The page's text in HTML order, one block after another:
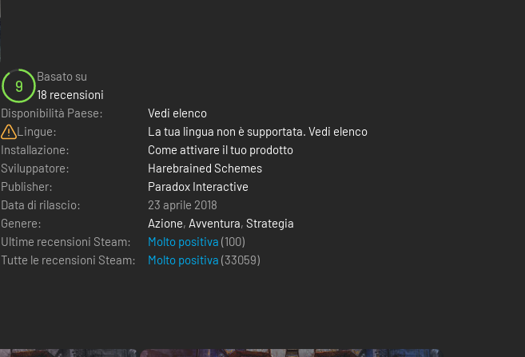
9
Basato su
18 recensioni
Disponibilità Paese:
Vedi elenco
Lingue:
La tua lingua non è supportata. Vedi elenco
Installazione:
Come attivare il tuo prodotto
Sviluppatore:
Harebrained Schemes
Publisher:
Paradox Interactive
Data di rilascio:
23 aprile 2018
Genere:
Azione, Avventura, Strategia
Ultime recensioni Steam:
Molto positiva (100)
Tutte le recensioni Steam:
Molto positiva (33059)